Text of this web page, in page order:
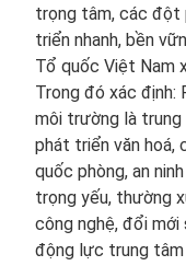
trọng tâm, các đột
triển nhanh, bền
Tổ quốc Việt Nam
Trong đó xác định:
môi trường là
phát triển văn hoá,
quốc phòng, an
trọng yếu, thường
công nghệ, đổi
động lực trung